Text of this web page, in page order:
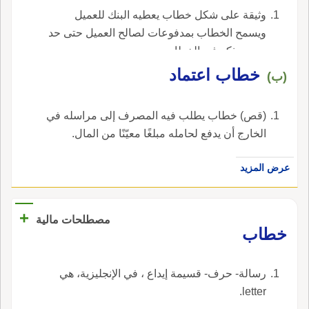
وثيقة على شكل خطاب يعطيه البنك للعميل
ويسمح الخطاب بمدفوعات لصالح العميل حتى حد
معين يذكر في الخطاب.
(ب) خطاب اعتماد
(قص) خطاب يطلب فيه المصرف إلى مراسله في
الخارج أن يدفع لحامله مبلغًا معيّنًا من المال.
عرض المزيد
مصطلحات مالية
+
خطاب
رسالة- حرف- قسيمة إيداع ، في الإنجليزية، هي
letter.